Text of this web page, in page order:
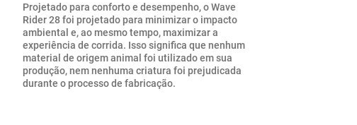
Projetado para conforto e desempenho, o Wave
Rider 28 foi projetado para minimizar o impacto
ambiental e, ao mesmo tempo, maximizar a
experiência de corrida. Isso significa que nenhum
material de origem animal foi utilizado em sua
produção, nem nenhuma criatura foi prejudicada
durante o processo de fabricação.